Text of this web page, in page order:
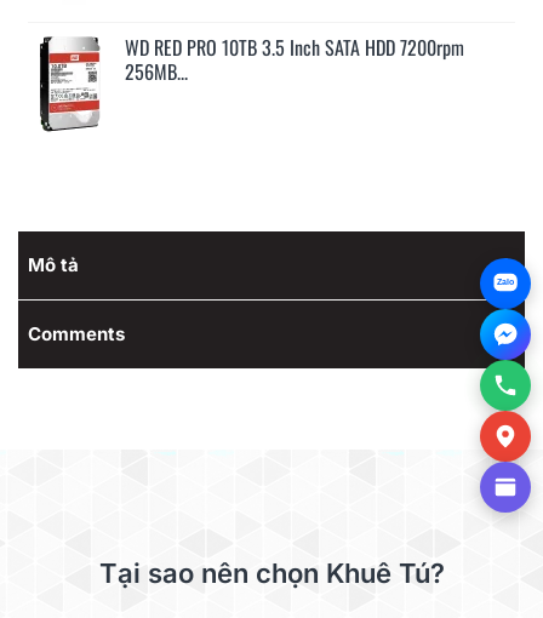
WD RED PRO 6TB 3.5 Inch SATA HDD 7200rpm
256MB...
Mô tả
Comments
Tại sao nên chọn Khuê Tú?
Zalo